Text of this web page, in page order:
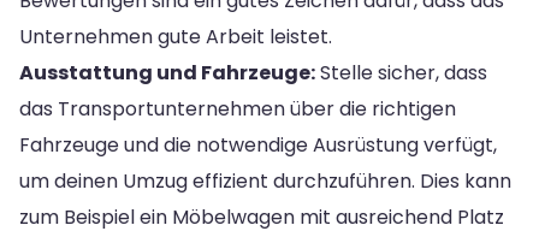
Unternehmen gute Arbeit leistet.
Ausstattung und Fahrzeuge:Stelle sicher, dass
das Transportunternehmen über die richtigen
Fahrzeuge und die notwendige Ausrüstung verfügt,
um deinen Umzug effizient durchzuführen. Dies kann
zum Beispiel ein Möbelwagen mit ausreichend Platz